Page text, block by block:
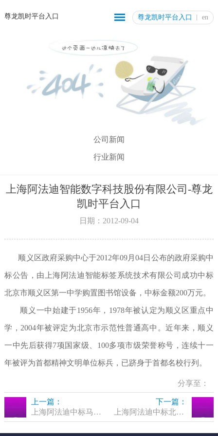
尊龙凯时平台入口 尊龙凯时平台入口 en
公司新闻
行业新闻
上海阿法迪智能数字科技股份有限公司-尊龙
凯时平台入口
日期：2012-09-04
顺义区政府采购中心于2012年09月04日公布的政府采购中
标公告，由上海阿法迪智能标签系统技术有限公司成功中标
北京市顺义区第一中学购置图书馆设备，中标金额200万元。
顺义一中始建于1956年，1978年被认定为顺义区重点中
学，2004年被评定为北京市示范性普通高中。近年来，顺义
一中先后获得7项国家级、100多项市级荣誉称号，连续十一
年被评为首都精神文明单位标兵，已跻身于首都名校行列。
分享至：
上一篇：
上海阿法迪中标马鞍山市图书馆24小时街区自助图书馆设备系统供货与安装项目
下一篇：
上海阿法迪中标北京石景山区图书馆自助借还系统建设项目